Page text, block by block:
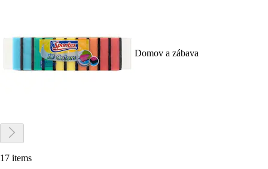
Domov a zábava
17 items